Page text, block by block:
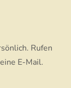
Rufen
E-Mail.